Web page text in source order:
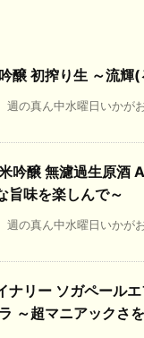
醸 初搾り生 ～流輝
週の真ん中水曜日いかが
吟醸 無濾過生原酒
旨味を楽しんで～
週の真ん中水曜日いかが
ナリー ソガペール
～超マニアックさ